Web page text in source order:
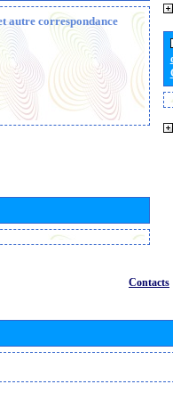
autre correspondance
Contacts